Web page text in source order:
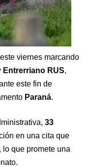
viernes marcando
Entrerriano RUS,
este fin de
Paraná.
33
en una cita que
, lo que promete una